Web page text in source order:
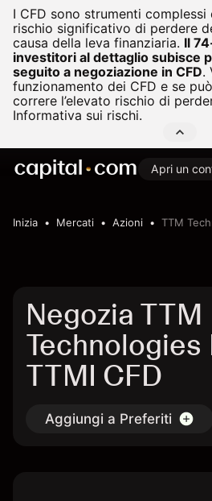
I CFD sono strumenti complessi
rischio significativo di perdere
causa della leva finanziaria. Il
investitori al dettaglio subisce
seguito a negoziazione in CFD.
funzionamento dei CFD e se
correre l’elevato rischio di
Informativa sui rischi.
Apri un
Inizia Mercati Azioni TTM
Negozia TTM
Technologies
TTMI CFD
Aggiungi a Preferiti